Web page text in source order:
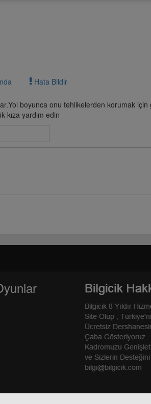
Hata Bildir
boyunca onu tehlikelerden korumak
kıza yardım edin